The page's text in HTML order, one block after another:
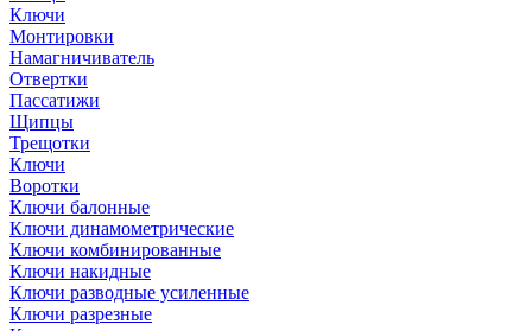
Ключи
Монтировки
Намагничиватель
Отвертки
Пассатижи
Щипцы
Трещотки
Ключи
Воротки
Ключи балонные
Ключи динамометрические
Ключи комбинированные
Ключи накидные
Ключи разводные усиленные
Ключи разрезные